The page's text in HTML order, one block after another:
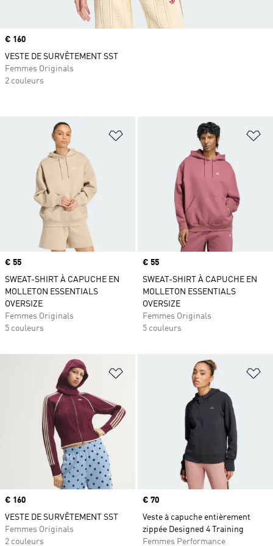
Ajouter à la Liste de produits
Prix
€ 55
SWEAT-SHIRT À CAPUCHE EN
MOLLETON ESSENTIALS
OVERSIZE
Femmes Originals
5 couleurs
Prix
€ 55
SWEAT-SHIRT À CAPUCHE EN
MOLLETON ESSENTIALS
OVERSIZE
Femmes Originals
5 couleurs
Ajouter à la Liste de produits
Prix
€ 160
VESTE DE SURVÊTEMENT SST
Femmes Originals
2 couleurs
Prix
€ 70
Veste à capuche entièrement
zippée Designed 4 Training
Femmes Performance
Prix
€ 160
VESTE DE SURVÊTEMENT SST
Femmes Originals
2 couleurs